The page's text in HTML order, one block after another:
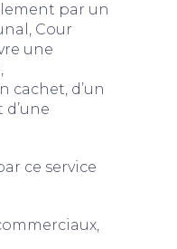
par un
Cour
une
cachet, d’un
ce service